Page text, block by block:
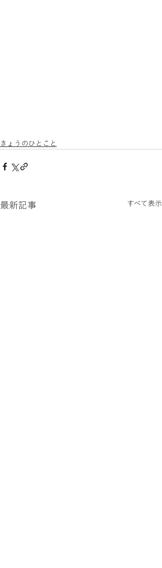
きょうのひとこと
最新記事 すべて表示